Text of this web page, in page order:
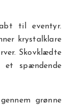
til eventyr.
krystalklare
Skovklædte
et spændende
grønne